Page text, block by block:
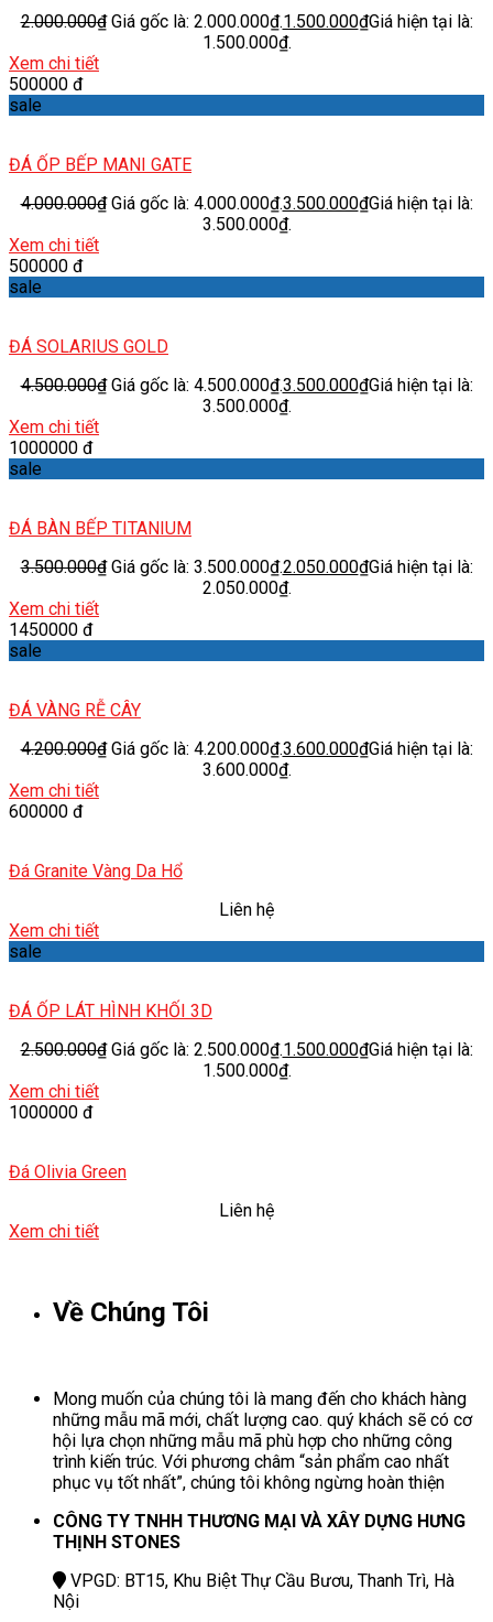
2.000.000₫ Giá gốc là: 2.000.000₫.1.500.000₫Giá hiện tại là:
1.500.000₫.
Xem chi tiết
500000 đ
sale
ĐÁ ỐP BẾP MANI GATE
4.000.000₫ Giá gốc là: 4.000.000₫.3.500.000₫Giá hiện tại là:
3.500.000₫.
Xem chi tiết
500000 đ
sale
ĐÁ SOLARIUS GOLD
4.500.000₫ Giá gốc là: 4.500.000₫.3.500.000₫Giá hiện tại là:
3.500.000₫.
Xem chi tiết
1000000 đ
sale
ĐÁ BÀN BẾP TITANIUM
3.500.000₫ Giá gốc là: 3.500.000₫.2.050.000₫Giá hiện tại là:
2.050.000₫.
Xem chi tiết
1450000 đ
sale
ĐÁ VÀNG RỄ CÂY
4.200.000₫ Giá gốc là: 4.200.000₫.3.600.000₫Giá hiện tại là:
3.600.000₫.
Xem chi tiết
600000 đ
Đá Granite Vàng Da Hổ
Liên hệ
Xem chi tiết
sale
ĐÁ ỐP LÁT HÌNH KHỐI 3D
2.500.000₫ Giá gốc là: 2.500.000₫.1.500.000₫Giá hiện tại là:
1.500.000₫.
Xem chi tiết
1000000 đ
Đá Olivia Green
Liên hệ
Xem chi tiết
Về Chúng Tôi
Mong muốn của chúng tôi là mang đến cho khách hàng
những mẫu mã mới, chất lượng cao. quý khách sẽ có cơ
hội lựa chọn những mẫu mã phù hợp cho những công
trình kiến trúc. Với phương châm “sản phẩm cao nhất
phục vụ tốt nhất”, chúng tôi không ngừng hoàn thiện
CÔNG TY TNHH THƯƠNG MẠI VÀ XÂY DỰNG HƯNG
THỊNH STONES
VPGD: BT15, Khu Biệt Thự Cầu Bươu, Thanh Trì, Hà
Nội